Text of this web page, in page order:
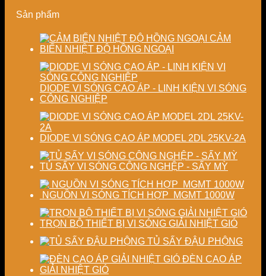
chất
lượng
phẩm
định
lượng
sấy
nghiệp
Sản phẩm
CẢM
BIẾN NHIỆT ĐỘ HỒNG NGOẠI
DIODE VI SÓNG CAO ÁP - LINH KIỆN VI SÓNG
CÔNG NGHIỆP
DIODE VI SÓNG CAO ÁP MODEL 2DL 25KV-2A
TỦ SẤY VI SÓNG CÔNG NGHỆP - SẤY MỲ
NGUỒN VI SÓNG TÍCH HỢP MGMT 1000W
TRỌN BỘ THIẾT BỊ VI SÓNG GIẢI NHIỆT GIÓ
TỦ SẤY ĐẬU PHỘNG
ĐÈN CAO ÁP
GIẢI NHIỆT GIÓ